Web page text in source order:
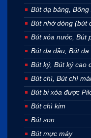
Bút dạ bảng,
Bút nhớ dòng (bút
Bút xóa nước, Bút
Bút dạ dầu, Bút dạ
Bút ký, Bút ký cao
Bút chì, Bút chì
Bút bi xóa được
Bút chì kim
Bút sơn
Bút mực máy